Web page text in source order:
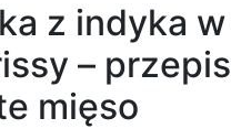
z indyka w
– przepis
mięso